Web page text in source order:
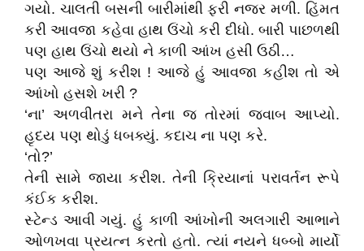
ગયો. ચાલતી બસની બારીમાંથી ફરી નજર મળી. હિંમત
કરી આવજા કહેવા હાથ ઉંચો કરી દીધો. બારી પાછળથી
પણ હાથ ઉંચો થયો ને કાળી આંખ હસી ઉઠી…
પણ આજે શું કરીશ ! આજે હું આવજા કહીશ તો એ
આંખો હસશે ખરી ?
‘ના’ અળવીતરા મને તેના જ તોરમાં જવાબ આપ્યો.
હૃદય પણ થોડું ધબક્યું. કદાચ ના પણ કરે.
‘તો?’
તેની સામે જાયા કરીશ. તેની ક્રિયાનાં પરાવર્તન રૂપે
કંઈક કરીશ.
સ્ટેન્ડ આવી ગયું. હું કાળી આંખોની અલગારી આભાને
ઓળખવા પ્રયત્ન કરતો હતો. ત્યાં નયને ધબ્બો માર્યો